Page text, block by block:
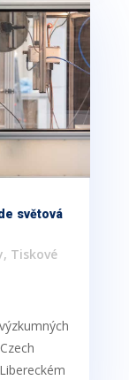
světová
, Tiskové